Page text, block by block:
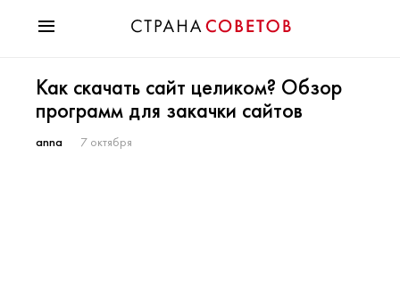
Мода
Звезды
Гороскопы
Как скачать сайт целиком? Обзор
программ для закачки сайтов
anna 7 октября